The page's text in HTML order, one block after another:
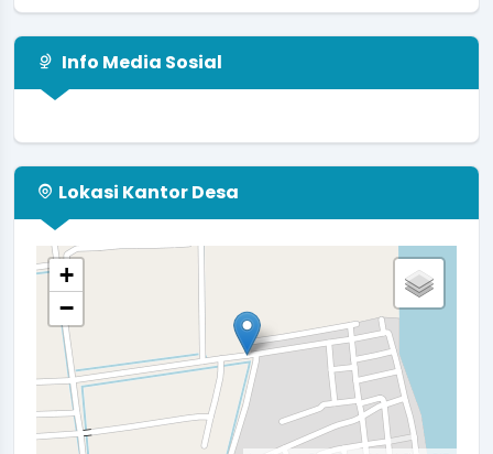
Mantap Pak wali...selengkapnya
Info Media Sosial
Lokasi Kantor Desa
+
−